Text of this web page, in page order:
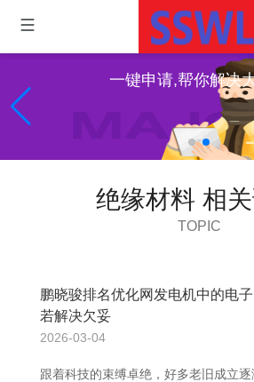
一键申请,帮你解决
绝缘材料 相
TOPIC
鹏晓骏排名优化网发电机中的电
若解决欠妥
2026-03-04
跟着科技的束缚卓绝，好多老旧成立